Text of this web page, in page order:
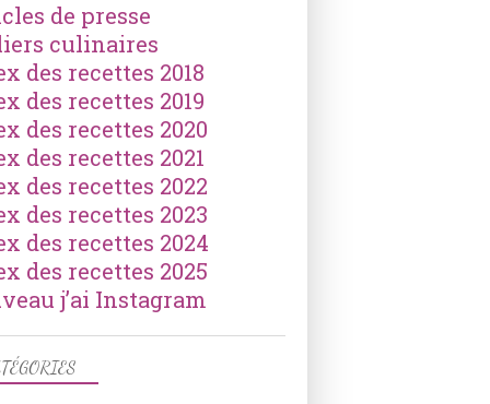
de presse
culinaires
des recettes 2018
des recettes 2019
des recettes 2020
des recettes 2021
des recettes 2022
des recettes 2023
des recettes 2024
des recettes 2025
j’ai Instagram